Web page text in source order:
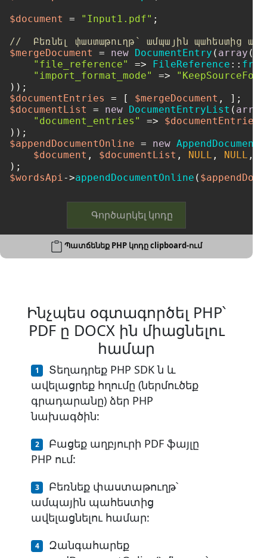
$document
= "Input1.pdf" ;
//  Բեռնել փաստաթուղթ՝ ամպային պահեստից
$mergeDocument
= new DocumentEntry ( array (
"file_reference"
=> FileReference ::
"import_format_mode"
=>
$documentEntries
= [ $mergeDocument
$documentList
= new DocumentEntryList ( array
"document_entries"
=> $documentEntries
$appendDocumentOnline = new
$document , $documentList , NULL , NULL ,
$wordsApi->appendDocumentOnline (
Գործարկել կոդը
Պատճենեք PHP կոդը clipboard-ում
Ինչպես օգտագործել PHP՝
PDF ը DOCX ին միացնելու
համար
Տեղադրեք PHP SDK ն և
ավելացրեք հղումը (ներմուծեք
գրադարանը) ձեր PHP
նախագծին:
Բացեք աղբյուրի PDF ֆայլը
PHP ում:
Բեռնեք փաստաթուղթ՝
ամպային պահեստից
ավելացնելու համար:
Զանգահարեք